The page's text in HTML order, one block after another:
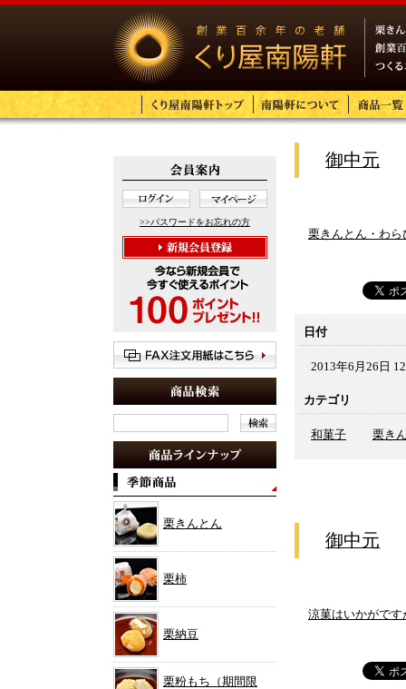
>>パスワードをお忘れの方
栗きんとん
栗柿
栗納豆
栗粉もち（期間限
御中元
栗きんとん・わ
日付
2013年6月26日
カテゴリ
和菓子 栗き
御中元
涼菓はいかがです